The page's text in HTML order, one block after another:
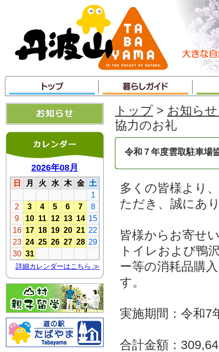
ャ
ン
プ
トップ > お知ら
協力のお礼
令和７年度雲取駐車
多くの皆様より
ただき、誠にあ
皆様からお寄せ
トイレおよび鴨
ー等の消耗品購
す。
実施期間：令和7
合計金額：